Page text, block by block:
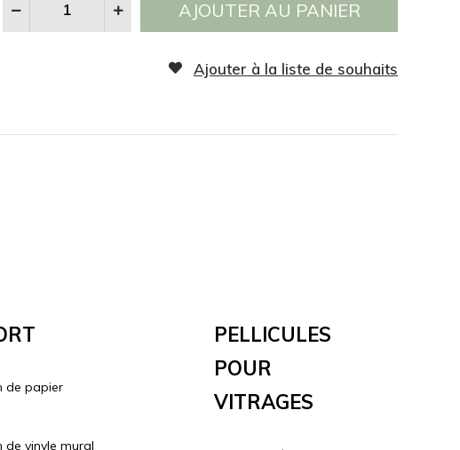
Ajouter à la liste de souhaits
de papier
de vinyle mural
Pellicules
Pour
Vitrages